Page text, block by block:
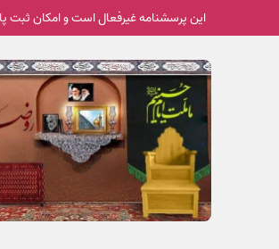
این پرسشنامه غیر‌فعال است و امکان ثبت